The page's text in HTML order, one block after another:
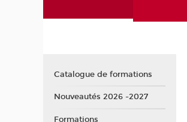
Catalogue de formations
Nouveautés 2026 -2027
Formations